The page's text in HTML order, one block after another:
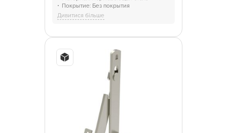
Покрытие: Без покрытия
Отрасли: Промышленность и
оборудование
Дивитися більше